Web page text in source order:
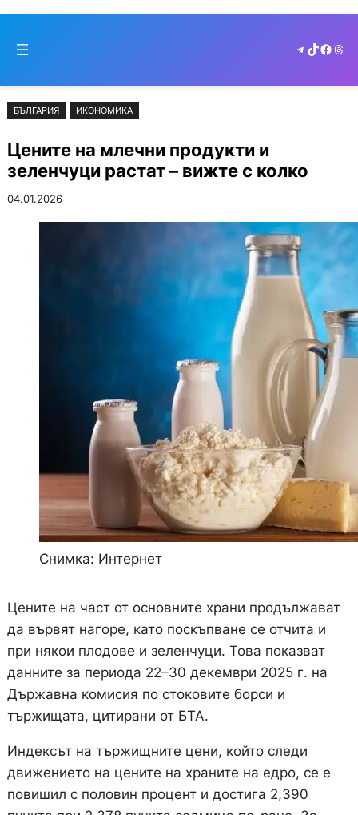
съдържанието
to
Telegram
TikTok
БЪЛГАРИЯ ИКОНОМИКА
Цените на млечни продукти и
зеленчуци растат – вижте с колко
04.01.2026
Снимка: Интернет
Цените на част от основните храни продължават
да вървят нагоре, като поскъпване се отчита и
при някои плодове и зеленчуци. Това показват
данните за периода 22–30 декември 2025 г. на
Държавна комисия по стоковите борси и
тържищата, цитирани от БТА.
Индексът на тържищните цени, който следи
движението на цените на храните на едро, се е
повишил с половин процент и достига 2,390